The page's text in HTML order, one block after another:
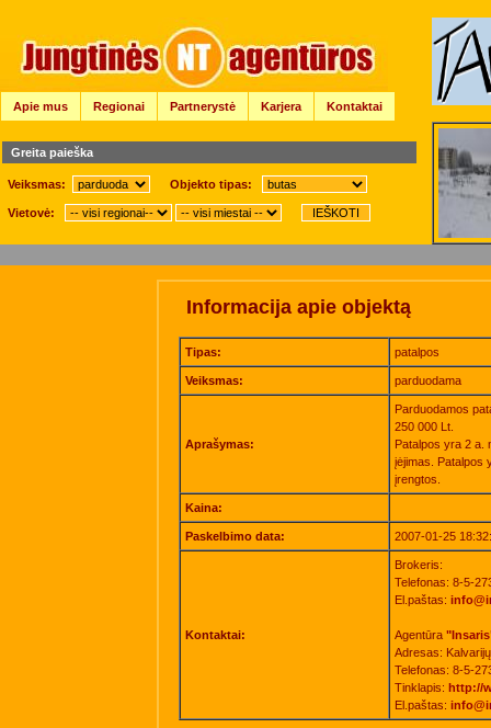
Apie mus Regionai Partnerystė Karjera Kontaktai
Greita paieška
Veiksmas: Objekto tipas:
Vietovė:
Informacija apie objektą
Tipas: patalpos
Veiksmas: parduodama
Aprašymas:
Parduodamos
250 000 Lt.
Patalpos yra 2 a.
įėjimas. Patalpos
įrengtos.
Kaina:
Paskelbimo data: 2007-01-25
Kontaktai:
Brokeris:
Telefonas: 8-5-
El.paštas:
Agentūra
Adresas:
Telefonas: 8-5-
Tinklapis: http://
El.paštas: